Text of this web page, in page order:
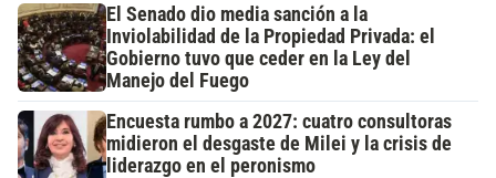
El Senado dio media sanción a la
Inviolabilidad de la Propiedad Privada: el
Gobierno tuvo que ceder en la Ley del
Manejo del Fuego
Encuesta rumbo a 2027: cuatro consultoras
midieron el desgaste de Milei y la crisis de
liderazgo en el peronismo